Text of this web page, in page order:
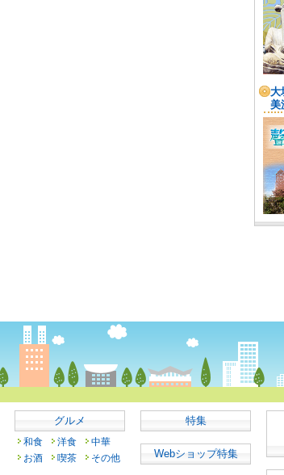
グルメ
和食 洋食
中華
お酒
喫茶 その他
特集
Webショップ特集